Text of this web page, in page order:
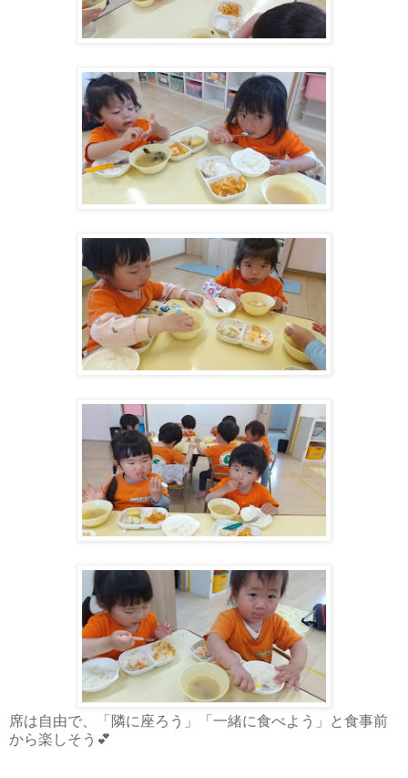
席は自由で、「隣に座ろう」「一緒に食べよう」と食事前
から楽しそう💕